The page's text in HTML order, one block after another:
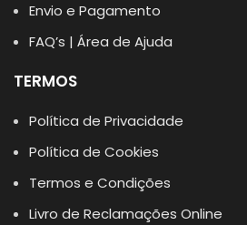
Envio e Pagamento
FAQ’s | Área de Ajuda
TERMOS
Política de Privacidade
Política de Cookies
Termos e Condições
Livro de Reclamações Online